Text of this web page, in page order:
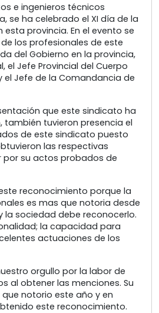
e ingenieros técnicos
se ha celebrado el XI día de la
esta provincia. En el evento se
los profesionales de este
del Gobierno en la provincia,
el Jefe Provincial del Cuerpo
el Jefe de la Comandancia de
que este sindicato ha
también tuvieron presencia el
de este sindicato puesto
las respectivas
por su actos probados de
reconocimiento porque la
es mas que notoria desde
la sociedad debe reconocerlo.
la capacidad para
actuaciones de los
orgullo por la labor de
al obtener las menciones. Su
notorio este año y en
este reconocimiento.